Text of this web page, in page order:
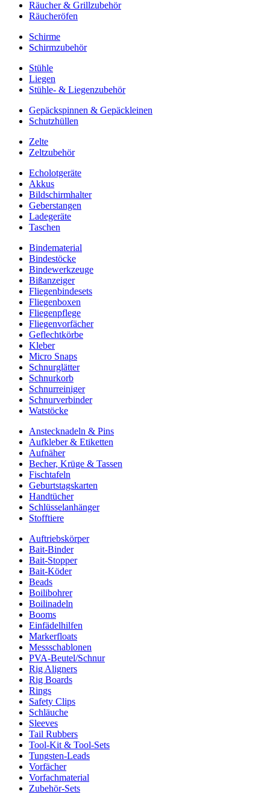
Räucher & Grillzubehör
Räucheröfen
Schirme
Schirmzubehör
Stühle
Liegen
Stühle- & Liegenzubehör
Gepäckspinnen & Gepäckleinen
Schutzhüllen
Zelte
Zeltzubehör
Echolotgeräte
Akkus
Bildschirmhalter
Geberstangen
Ladegeräte
Taschen
Bindematerial
Bindestöcke
Bindewerkzeuge
Bißanzeiger
Fliegenbindesets
Fliegenboxen
Fliegenpflege
Fliegenvorfächer
Geflechtkörbe
Kleber
Micro Snaps
Schnurglätter
Schnurkorb
Schnurreiniger
Schnurverbinder
Watstöcke
Anstecknadeln & Pins
Aufkleber & Etiketten
Aufnäher
Becher, Krüge & Tassen
Fischtafeln
Geburtstagskarten
Handtücher
Schlüsselanhänger
Stofftiere
Auftriebskörper
Bait-Binder
Bait-Stopper
Bait-Köder
Beads
Boilibohrer
Boilinadeln
Booms
Einfädelhilfen
Markerfloats
Messschablonen
PVA-Beutel/Schnur
Rig Aligners
Rig Boards
Rings
Safety Clips
Schläuche
Sleeves
Tail Rubbers
Tool-Kit & Tool-Sets
Tungsten-Leads
Vorfächer
Vorfachmaterial
Zubehör-Sets